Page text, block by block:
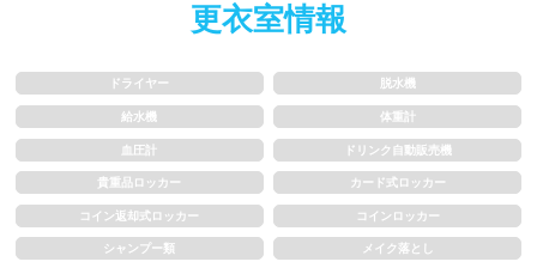
更衣室情報
ドライヤー 脱水機
給水機 体重計
血圧計 ドリンク自動販売機
貴重品ロッカー カード式ロッカー
コイン返却式ロッカー コインロッカー
シャンプー類 メイク落とし
プール利用ルール
プール内撮影禁止 メイク/整髪料禁止
水泳帽必ず被る 浮き輪等遊具使用禁止
水以外の飲食禁止 タトゥー隠せばOK
歩行専用レーン レベル別コース分け